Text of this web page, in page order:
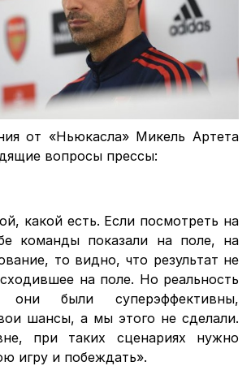
от «Ньюкасла» Микель Артета
вопросы прессы:
какой есть. Если посмотреть на
команды показали на поле, на
то видно, что результат не
на поле. Но реальность
были суперэффективны,
шансы, а мы этого не сделали.
при таких сценариях нужно
игру и побеждать».